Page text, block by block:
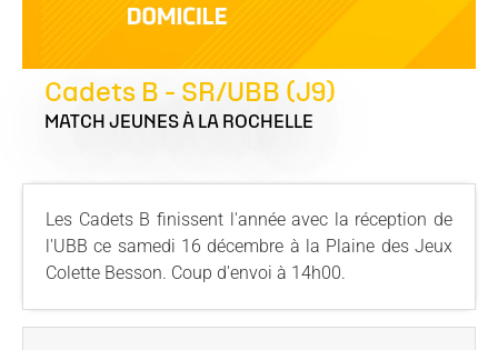
Cadets B - SR/UBB (J9)
MATCH JEUNES À LA ROCHELLE
Les Cadets B finissent l'année avec la réception de
l'UBB ce samedi 16 décembre à la Plaine des Jeux
Colette Besson. Coup d'envoi à 14h00.